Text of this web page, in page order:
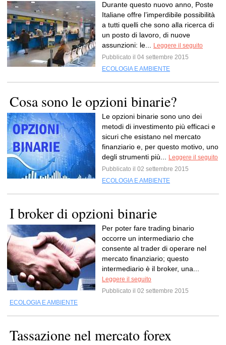
Durante questo nuovo anno, Poste
Italiane offre l’imperdibile possibilità
a tutti quelli che sono alla ricerca di
un posto di lavoro, di nuove
assunzioni: le...
Leggere il seguito
Pubblicato il 04 settembre 2015
ECOLOGIA E AMBIENTE
Cosa sono le opzioni binarie?
Le opzioni binarie sono uno dei
metodi di investimento più efficaci e
sicuri che esistano nel mercato
finanziario e, per questo motivo, uno
degli strumenti più...
Leggere il seguito
Pubblicato il 02 settembre 2015
ECOLOGIA E AMBIENTE
I broker di opzioni binarie
Per poter fare trading binario
occorre un intermediario che
consente al trader di operare nel
mercato finanziario; questo
intermediario è il broker, una...
Leggere il seguito
Pubblicato il 02 settembre 2015
ECOLOGIA E AMBIENTE
Tassazione nel mercato forex